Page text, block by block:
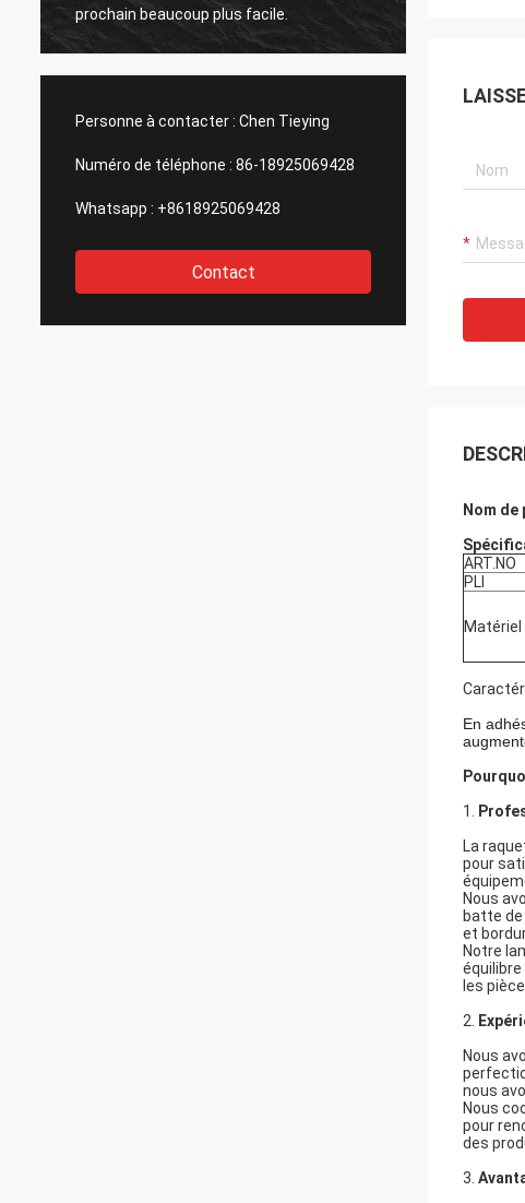
prochain beaucoup plus facile.
Personne à contacter : Chen Tieying
Numéro de téléphone : 86-18925069428
Whatsapp : +8618925069428
Contact
Nom
ART.NO
PLI
Matériel
En
1.
La
pour
Nous
batte
et
Notre
les
2.
Nous
nous
Nous
pour
des
3.